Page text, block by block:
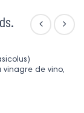
vinagre de vino,